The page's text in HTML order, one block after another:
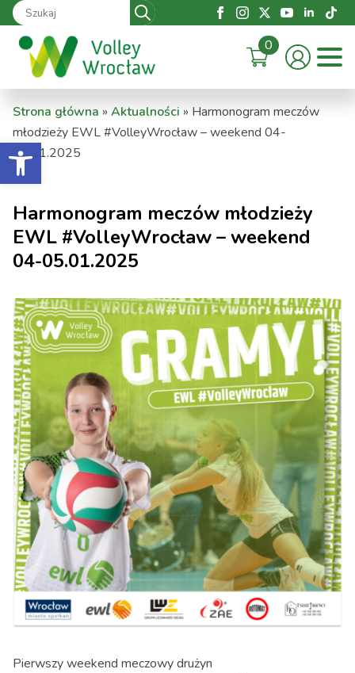
Otwórz pasek narzędzi
Search
for:
0
Strona główna » Aktualności » Harmonogram meczów
młodzieży EWL #VolleyWrocław – weekend 04-
05.01.2025
Harmonogram meczów młodzieży
EWL #VolleyWrocław – weekend
04-05.01.2025
Pierwszy weekend meczowy drużyn